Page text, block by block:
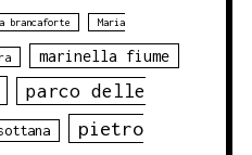
brancaforte Maria
marinella fiume
parco delle
pietro